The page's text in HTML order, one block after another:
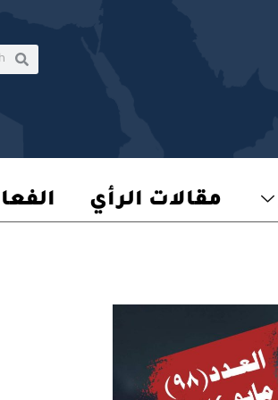
مقالات الرأي